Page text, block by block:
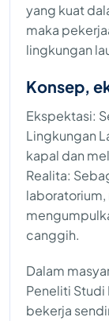
yang kuat
maka
lingkungan
Konsep,
Ekspektasi:
Lingkungan
kapal dan
Realita:
canggih.
Dalam
Peneliti Studi
bekerja